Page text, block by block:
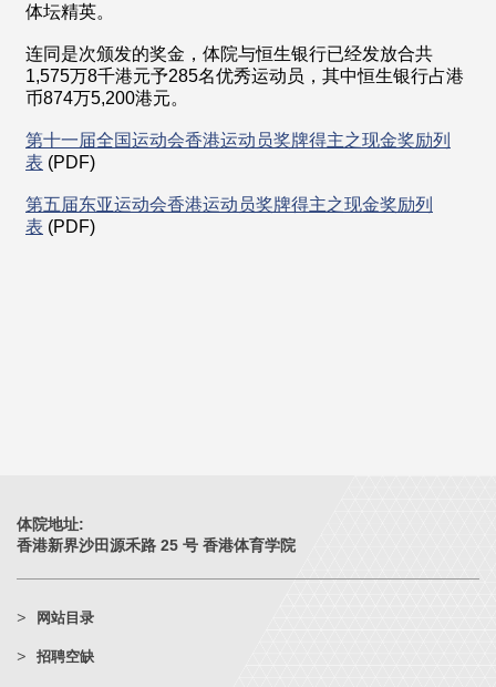
体坛精英。
连同是次颁发的奖金，体院与恒生银行已经发放合共
1,575万8千港元予285名优秀运动员，其中恒生银行占港
币874万5,200港元。
第十一届全国运动会香港运动员奖牌得主之现金奖励列
表 (PDF)
第五届东亚运动会香港运动员奖牌得主之现金奖励列
表 (PDF)
体院地址:
香港新界沙田源禾路 25 号 香港体育学院
网站目录
招聘空缺